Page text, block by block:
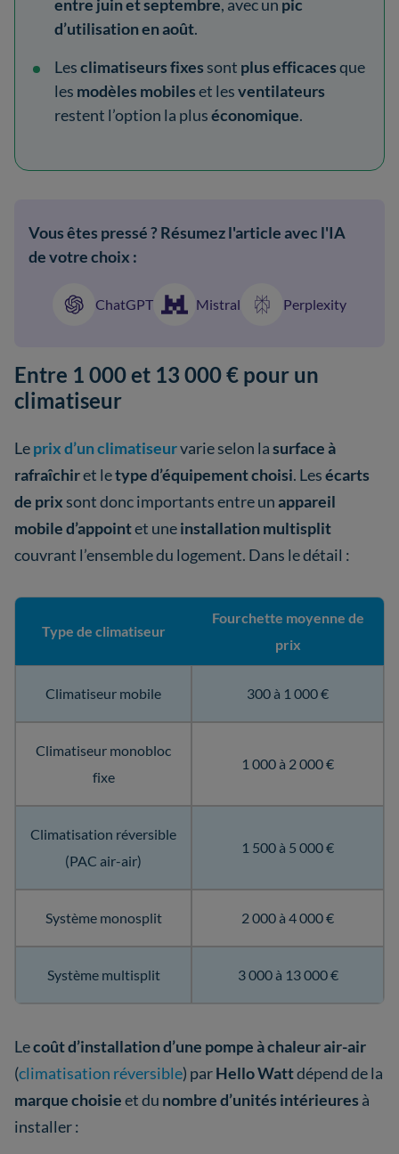
entre juin et septembre, avec un pic
d’utilisation en août.
Lesclimatiseurs fixes sont plus efficacesque
les modèles mobileset lesventilateurs
restent l’option la pluséconomique.
Vous êtes pressé ? Résumez l'article avec l'IA
de votre choix :
ChatGPT Mistral Perplexity
Entre 1 000 et 13 000 € pour un
climatiseur
Leprix d’un climatiseurvarie selon lasurface à
rafraîchiret letype d’équipement choisi. Lesécarts
de prix sont donc importants entre unappareil
mobile d’appointet uneinstallation multisplit
couvrant l’ensemble du logement. Dans le détail :
Type de climatiseur
Fourchette moyenne de
prix
Climatiseur mobile 300 à 1 000 €
Climatiseur monobloc
fixe
1 000 à 2 000 €
Climatisation réversible
(PAC air-air)
1 500 à 5 000 €
Système monosplit 2 000 à 4 000 €
Système multisplit 3 000 à 13 000 €
Lecoût d’installation d’une pompe à chaleur air-air
(climatisation réversible) parHello Wattdépend de la
marque choisieet du nombre d’unités intérieures à
installer :